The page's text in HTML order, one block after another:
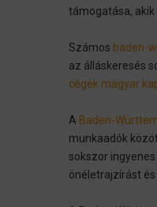
támogatása, akik
Számos baden-
az álláskeresés
cégek magyar
A Baden-
munkaadók
sokszor
önéletrajzírást